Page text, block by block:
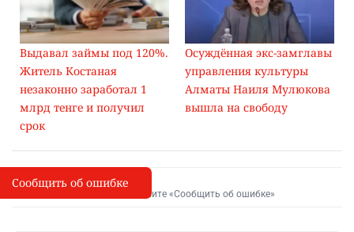
Выдавал займы под 120%.
Житель Костаная
незаконно заработал 1
млрд тенге и получил
срок
Осуждённая экс-замглавы
управления культуры
Алматы Наиля Мулюкова
вышла на свободу
I
Сообщить об опечатке
Выделите фрагмент и нажмите «Сообщить об ошибке»
Сообщить об ошибке